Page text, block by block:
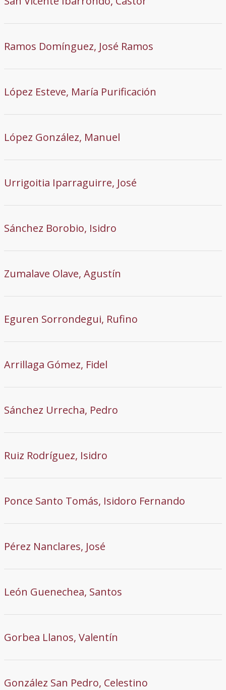
Ramos Domínguez, José Ramos
López Esteve, María Purificación
López González, Manuel
Urrigoitia Iparraguirre, José
Sánchez Borobio, Isidro
Zumalave Olave, Agustín
Eguren Sorrondegui, Rufino
Arrillaga Gómez, Fidel
Sánchez Urrecha, Pedro
Ruiz Rodríguez, Isidro
Ponce Santo Tomás, Isidoro Fernando
Pérez Nanclares, José
León Guenechea, Santos
Gorbea Llanos, Valentín
González San Pedro, Celestino